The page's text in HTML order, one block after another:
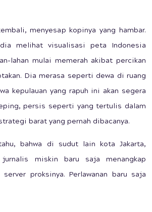
menyesap kopinya yang hambar.
melihat visualisasi peta Indonesia
lahan mulai memerah akibat percikan
Dia merasa seperti dewa di ruang
kepulauan yang rapuh ini akan segera
persis seperti yang tertulis dalam
barat yang pernah dibacanya.
bahwa di sudut lain kota Jakarta,
jurnalis miskin baru saja menangkap
proksinya. Perlawanan baru saja